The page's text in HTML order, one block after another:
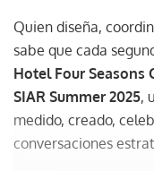
Quien diseña,
sabe que cada
Hotel Four Seasons
SIAR Summer 2025,
medido, creado,
conversaciones